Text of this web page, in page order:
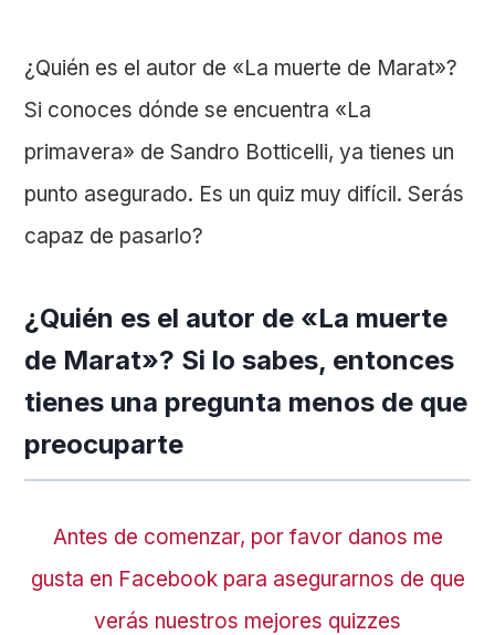
¿Quién es el autor de «La muerte de Marat»?
Si conoces dónde se encuentra «La
primavera» de Sandro Botticelli, ya tienes un
punto asegurado. Es un quiz muy difícil. Serás
capaz de pasarlo?
¿Quién es el autor de «La muerte
de Marat»? Si lo sabes, entonces
tienes una pregunta menos de que
preocuparte
Antes de comenzar, por favor danos me
gusta en Facebook para asegurarnos de que
verás nuestros mejores quizzes